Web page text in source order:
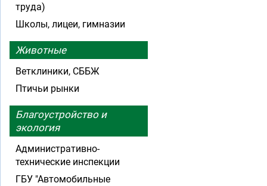
труда)
Школы, лицеи, гимназии
Животные
Ветклиники, СББЖ
Птичьи рынки
Благоустройство и
экология
Административно-
технические инспекции
ГБУ "Автомобильные